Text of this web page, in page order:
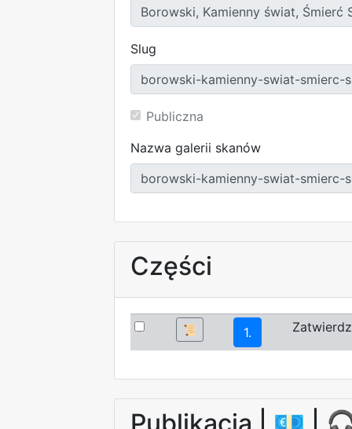
Slug
Publiczna
Nazwa galerii skanów
Części
📜 1.
Publikacja | 💶 |